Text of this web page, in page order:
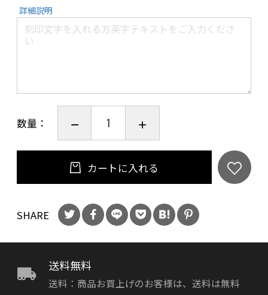
詳細説明
数量：
カートに入れる
SHARE
送料無料
送料：商品お買上げのお客様は、送料は無料